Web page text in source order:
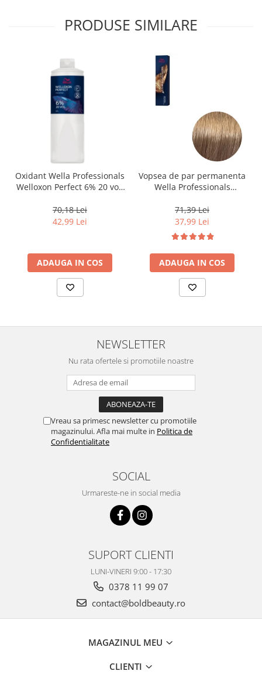
PRODUSE SIMILARE
Oxidant Wella Professionals
Welloxon Perfect 6% 20 vol,
70,18 Lei
42,99 Lei
ADAUGA IN COS
Vopsea de par permanenta
Wella Professionals
Blond Deschis Natural, 60
ml
71,39 Lei
37,99 Lei
ADAUGA IN COS
NEWSLETTER
Nu rata ofertele si promotiile noastre
Vreau sa primesc newsletter cu promotiile
magazinului. Afla mai multe in Politica de
Confidentialitate
SOCIAL
Urmareste-ne in social media
SUPORT CLIENTI
LUNI-VINERI 9:00 - 17:30
0378 11 99 07
contact@boldbeauty.ro
MAGAZINUL MEU
CLIENTI